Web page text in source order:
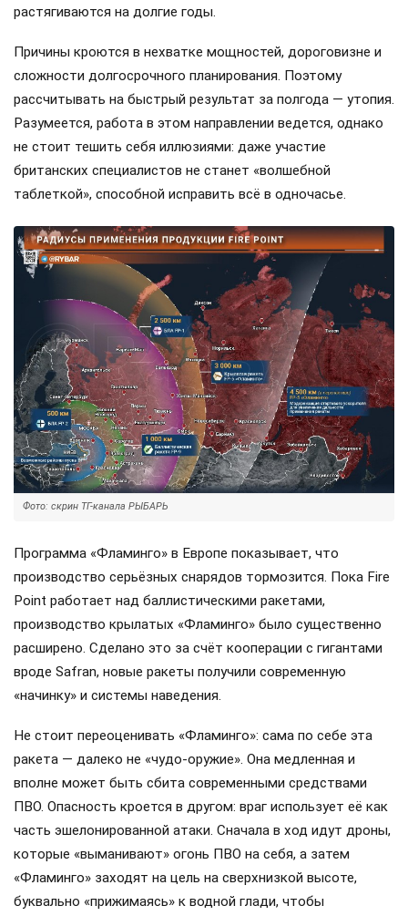
растягиваются на долгие годы.
Причины кроются в нехватке мощностей, дороговизне и
сложности долгосрочного планирования. Поэтому
рассчитывать на быстрый результат за полгода — утопия.
Разумеется, работа в этом направлении ведется, однако
не стоит тешить себя иллюзиями: даже участие
британских специалистов не станет «волшебной
таблеткой», способной исправить всё в одночасье.
Фото: скрин ТГ-канала РЫБАРЬ
Программа «Фламинго» в Европе показывает, что
производство серьёзных снарядов тормозится. Пока Fire
Point работает над баллистическими ракетами,
производство крылатых «Фламинго» было существенно
расширено. Сделано это за счёт кооперации с гигантами
вроде Safran, новые ракеты получили современную
«начинку» и системы наведения.
Не стоит переоценивать «Фламинго»: сама по себе эта
ракета — далеко не «чудо-оружие». Она медленная и
вполне может быть сбита современными средствами
ПВО. Опасность кроется в другом: враг использует её как
часть эшелонированной атаки. Сначала в ход идут дроны,
которые «выманивают» огонь ПВО на себя, а затем
«Фламинго» заходят на цель на сверхнизкой высоте,
буквально «прижимаясь» к водной глади, чтобы